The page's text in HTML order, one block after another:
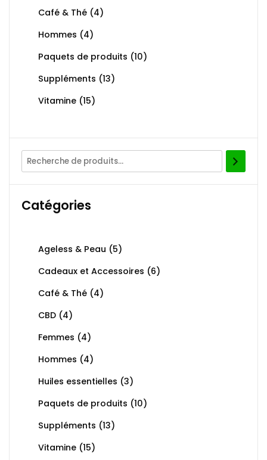
Café & Thé (4)
Hommes (4)
Paquets de produits (10)
Suppléments (13)
Vitamine (15)
Catégories
Ageless & Peau (5)
Cadeaux et Accessoires (6)
Café & Thé (4)
CBD (4)
Femmes (4)
Hommes (4)
Huiles essentielles (3)
Paquets de produits (10)
Suppléments (13)
Vitamine (15)